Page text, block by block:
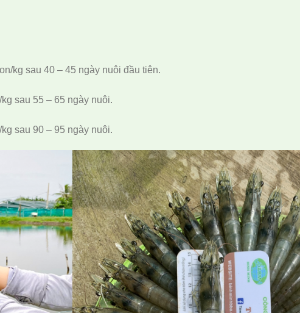
kg sau 40 – 45 ngày nuôi đầu tiên.
sau 55 – 65 ngày nuôi.
sau 90 – 95 ngày nuôi.